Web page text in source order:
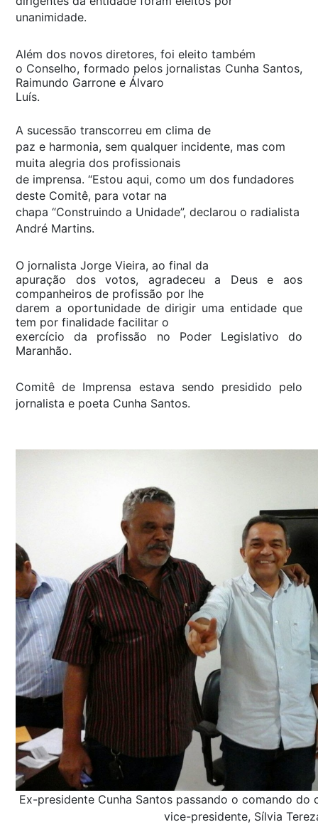
unanimidade.
Além dos novos diretores, foi eleito também
o Conselho, formado pelos jornalistas Cunha Santos,
Raimundo Garrone e Álvaro
Luís.
A sucessão transcorreu em clima de
paz e harmonia, sem qualquer incidente, mas com
muita alegria dos profissionais
de imprensa. “Estou aqui, como um dos fundadores
deste Comitê, para votar na
chapa “Construindo a Unidade”, declarou o radialista
André Martins.
O jornalista Jorge Vieira, ao final da
apuração dos votos, agradeceu a Deus e aos
companheiros de profissão por lhe
darem a oportunidade de dirigir uma entidade que
tem por finalidade facilitar o
exercício da profissão no Poder Legislativo do
Maranhão.
Comitê de Imprensa estava sendo presidido pelo
jornalista e poeta Cunha Santos.
Ex-presidente Cunha Santos passando o comando do
vice-presidente, Sílvia